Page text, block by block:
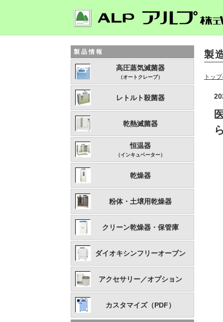
製
トッ
製品情報
高圧蒸気滅菌器
（オートクレーブ）
レトルト殺菌器
乾熱滅菌器
恒温器
（インキュベーター）
乾燥器
粉体・土壌用乾燥器
クリーン乾燥器・保管庫
ダイオキシンフリーオーブン
アクセサリー／オプション
カスタマイズ（PDF）